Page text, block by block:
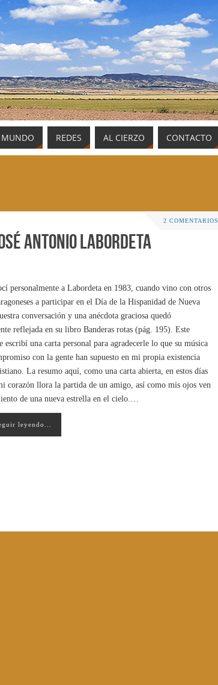
REDES AL CIERZO CONTACTO
2 COMENTARIOS
Antonio Labordeta
personalmente a Labordeta en 1983, cuando vino con otros
a participar en el Día de la Hispanidad de Nueva
conversación y una anécdota graciosa quedó
reflejada en su libro Banderas rotas (pág. 195). Este
escribí una carta personal para agradecerle lo que su música
con la gente han supuesto en mi propia existencia
La resumo aquí, como una carta abierta, en estos días
corazón llora la partida de un amigo, así como mis ojos ven
de una nueva estrella en el cielo.…
leyendo…